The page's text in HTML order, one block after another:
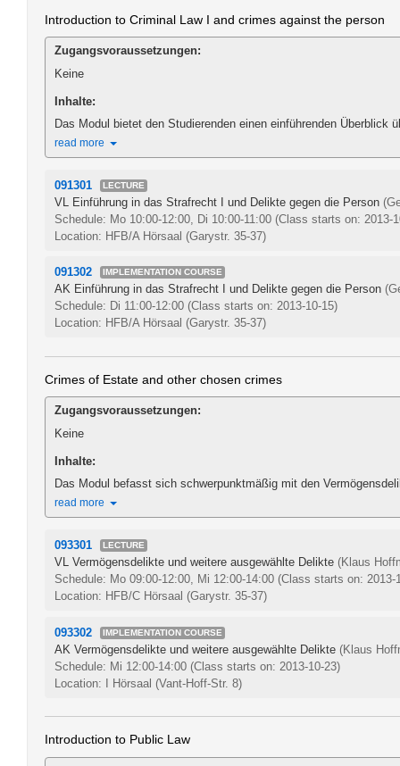
Introduction to Criminal Law I and crimes against the person
Zugangsvoraussetzungen:
Keine
Inhalte:
Das Modul bietet den Studierenden einen einführenden Überblick
read more
091301 LECTURE
VL Einführung in das Strafrecht I und Delikte gegen die Person
Schedule: Mo 10:00-12:00, Di 10:00-11:00 (Class starts on: 2013-
Location: HFB/A Hörsaal (Garystr. 35-37)
091302 IMPLEMENTATION COURSE
AK Einführung in das Strafrecht I und Delikte gegen die Person
Schedule: Di 11:00-12:00 (Class starts on: 2013-10-15)
Location: HFB/A Hörsaal (Garystr. 35-37)
Crimes of Estate and other chosen crimes
Zugangsvoraussetzungen:
Keine
Inhalte:
Das Modul befasst sich schwerpunktmäßig mit den
read more
093301 LECTURE
VL Vermögensdelikte und weitere ausgewählte Delikte (Klaus
Schedule: Mo 09:00-12:00, Mi 12:00-14:00 (Class starts on: 2013-
Location: HFB/C Hörsaal (Garystr. 35-37)
093302 IMPLEMENTATION COURSE
AK Vermögensdelikte und weitere ausgewählte Delikte (Klaus
Schedule: Mi 12:00-14:00 (Class starts on: 2013-10-23)
Location: I Hörsaal (Vant-Hoff-Str. 8)
Introduction to Public Law